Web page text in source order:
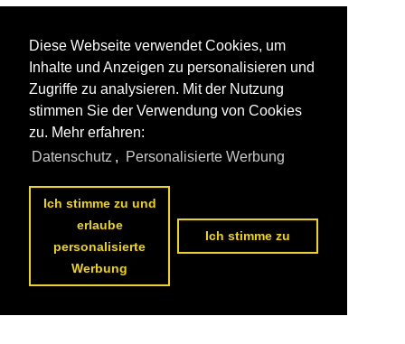
Diese Webseite verwendet Cookies, um
Inhalte und Anzeigen zu personalisieren und
Zugriffe zu analysieren. Mit der Nutzung
stimmen Sie der Verwendung von Cookies
zu. Mehr erfahren:
Datenschutz , Personalisierte Werbung
Ich stimme zu und
erlaube
personalisierte
Werbung
Ich stimme zu